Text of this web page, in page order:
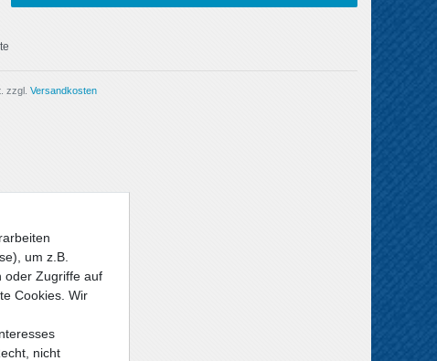
zzgl. Versandkosten
um z.B.
oder Zugriffe auf
Cookies. Wir
nicht